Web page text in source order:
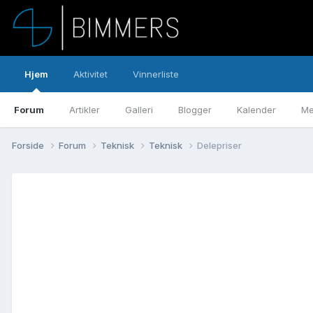
Hjem
Forum Artikler Galleri Blogger Kalender
Aktivitet Vinnerliste
Forside Forum Teknisk Teknisk Delepriser